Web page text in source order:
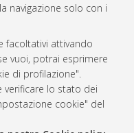
navigazione solo con i
facoltativi attivando
vuoi, potrai esprimere
di profilazione".
verificare lo stato dei
cookie" del